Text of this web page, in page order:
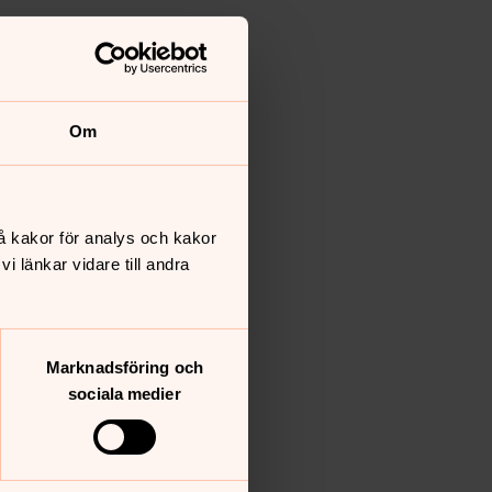
Om
kakor för analys och kakor
länkar vidare till andra
Marknadsföring och
sociala medier